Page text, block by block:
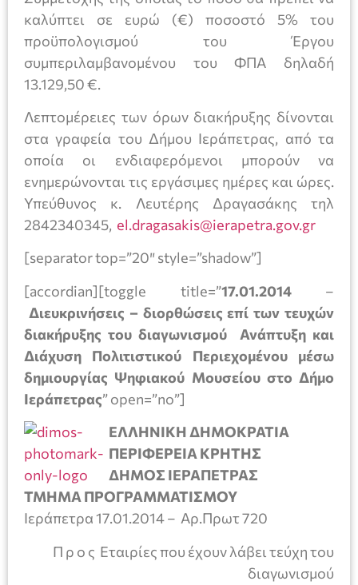
καλύπτει σε ευρώ (€) ποσοστό 5% του
προϋπολογισμού του Έργου
συμπεριλαμβανομένου του ΦΠΑ δηλαδή
13.129,50 €.
Λεπτομέρειες των όρων διακήρυξης δίνονται
στα γραφεία του Δήμου Ιεράπετρας, από τα
οποία οι ενδιαφερόμενοι μπορούν να
ενημερώνονται τις εργάσιμες ημέρες και ώρες.
Υπεύθυνος κ. Λευτέρης Δραγασάκης τηλ
2842340345, el.dragasakis@ierapetra.gov.gr
[separator top=”20″ style=”shadow”]
[accordian][toggle title=”17.01.2014–
Διευκρινήσεις – διορθώσεις επί των τευχών
διακήρυξης του διαγωνισμού Ανάπτυξη και
Διάχυση Πολιτιστικού Περιεχομένου μέσω
δημιουργίας Ψηφιακού Μουσείου στο Δήμο
Ιεράπετρας” open=”no”]
ΕΛΛΗΝΙΚΗ ΔΗΜΟΚΡΑΤΙΑ
ΠΕΡΙΦΕΡΕΙΑ ΚΡΗΤΗΣ
ΔΗΜΟΣ ΙΕΡΑΠΕΤΡΑΣ
ΤΜΗΜΑ ΠΡΟΓΡΑΜΜΑΤΙΣΜΟΥ
Ιεράπετρα 17.01.2014 – Αρ.Πρωτ 720
Π ρ ο ς Εταιρίες που έχουν λάβει τεύχη του
διαγωνισμού